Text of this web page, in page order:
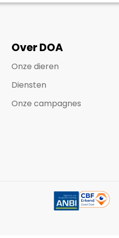
Over DOA
Onze dieren
Diensten
Onze campagnes